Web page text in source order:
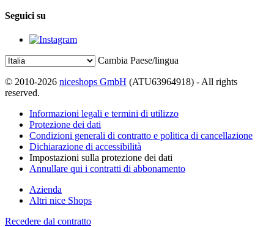
Seguici su
Cambia Paese/lingua
© 2010-2026 niceshops GmbH (ATU63964918) - All rights
reserved.
Informazioni legali e termini di utilizzo
Protezione dei dati
Condizioni generali di contratto e politica di cancellazione
Dichiarazione di accessibilità
Impostazioni sulla protezione dei dati
Annullare qui i contratti di abbonamento
Azienda
Altri nice Shops
Recedere dal contratto